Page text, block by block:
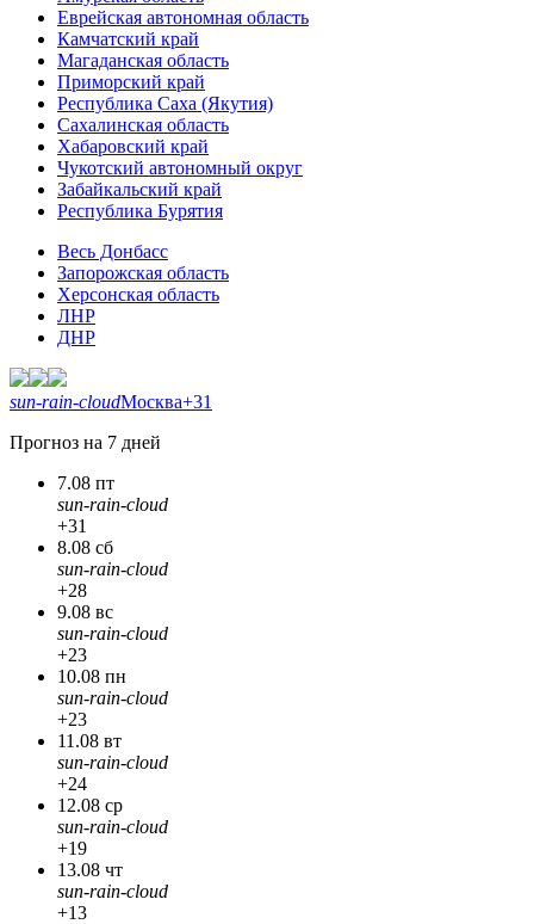
Еврейская автономная область
Камчатский край
Магаданская область
Приморский край
Республика Саха (Якутия)
Сахалинская область
Хабаровский край
Чукотский автономный округ
Забайкальский край
Республика Бурятия
Весь Донбасс
Запорожская область
Херсонская область
ЛНР
ДНР
sun-rain-cloudМосква+31
Прогноз на 7 дней
7.08 пт
sun-rain-cloud
+31
8.08 сб
sun-rain-cloud
+28
9.08 вс
sun-rain-cloud
+23
10.08 пн
sun-rain-cloud
+23
11.08 вт
sun-rain-cloud
+24
12.08 ср
sun-rain-cloud
+19
13.08 чт
sun-rain-cloud
+13